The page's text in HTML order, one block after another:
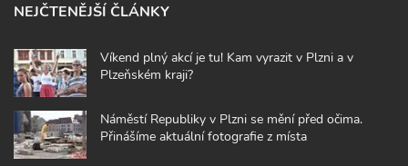
NEJČTENĚJŠÍ ČLÁNKY
Víkend plný akcí je tu! Kam vyrazit v Plzni a v
Plzeňském kraji?
Náměstí Republiky v Plzni se mění před očima.
Přinášíme aktuální fotografie z místa